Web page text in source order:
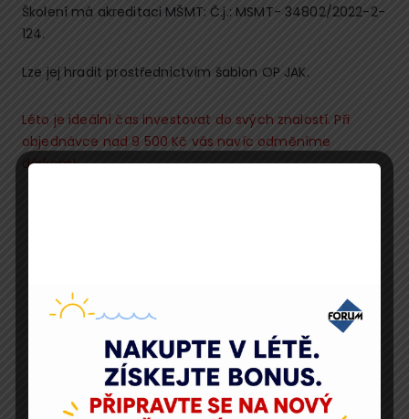
Školení má akreditaci MŠMT: Č.j.: MSMT- 34802/2022-2-
124.
Lze jej hradit prostřednictvím šablon OP JAK.
Léto je ideální čas investovat do svých znalostí. Při
objednávce nad 9 500 Kč vás navíc odměníme
dárkem!
Název společnosti